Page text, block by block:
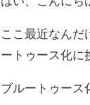
ここ最近なん
ートゥース化に
ブルートゥース